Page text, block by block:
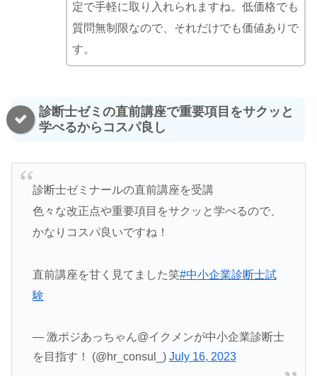
定で手軽に取り入れられますね。低価格でも
質問無制限なので、それだけでも価値ありで
す。
診断士ゼミの直前講座で重要項目をサクッと
学べるからコスパ良し
診断士ゼミナールの直前講座を受講
色々な改正点や重要項目をサクッと学べるので、
かなりコスパ良いですね！
直前講座を甘く見てました笑#中小企業診断士試
験
— 激ポジあっちゃん@イクメンが中小企業診断士
を目指す！ (@hr_consul_) July 16, 2023